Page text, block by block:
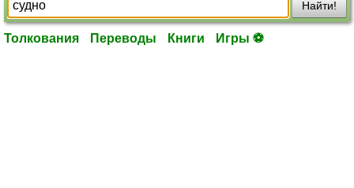
Найти!
Толкования Переводы Книги Игры ⚽